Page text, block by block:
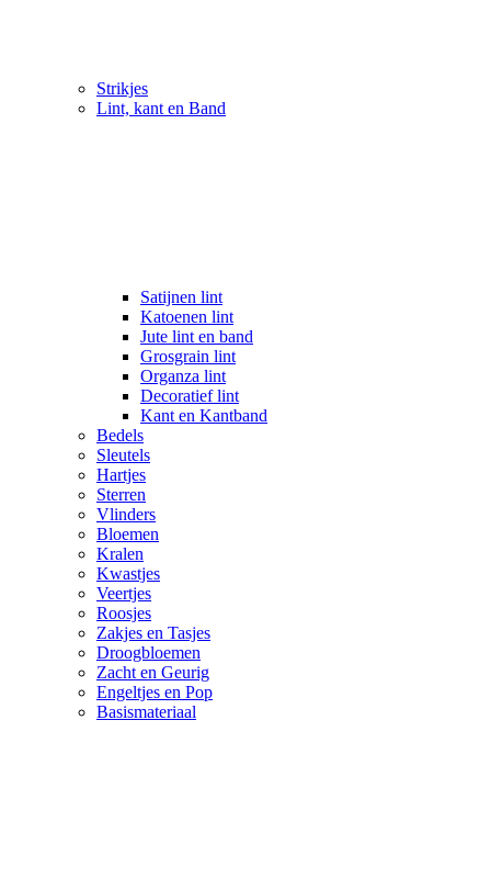
Strikjes
Lint, kant en Band
Satijnen lint
Katoenen lint
Jute lint en band
Grosgrain lint
Organza lint
Decoratief lint
Kant en Kantband
Bedels
Sleutels
Hartjes
Sterren
Vlinders
Bloemen
Kralen
Kwastjes
Veertjes
Roosjes
Zakjes en Tasjes
Droogbloemen
Zacht en Geurig
Engeltjes en Pop
Basismateriaal